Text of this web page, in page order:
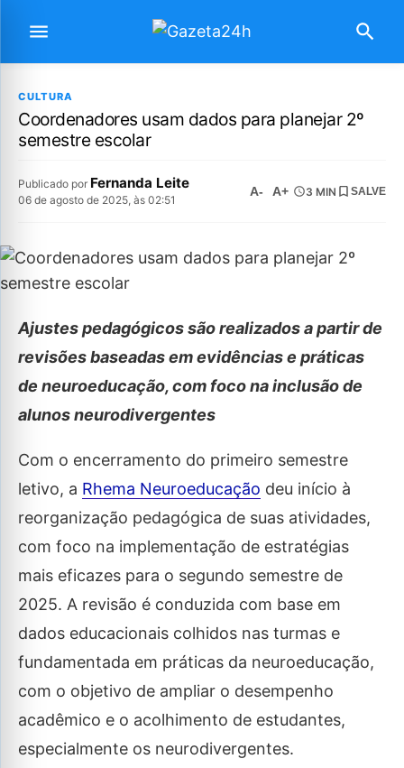
CULTURA
Coordenadores usam dados para planejar 2º
semestre escolar
Publicado por Fernanda Leite
06 de agosto de 2025, às 02:51
A- A+ 3 MIN SALVE
Ajustes pedagógicos são realizados a partir de
revisões baseadas em evidências e práticas
de neuroeducação, com foco na inclusão de
alunos neurodivergentes
Com o encerramento do primeiro semestre
letivo, a Rhema Neuroeducação deu início à
reorganização pedagógica de suas atividades,
com foco na implementação de estratégias
mais eficazes para o segundo semestre de
2025. A revisão é conduzida com base em
dados educacionais colhidos nas turmas e
fundamentada em práticas da neuroeducação,
com o objetivo de ampliar o desempenho
acadêmico e o acolhimento de estudantes,
especialmente os neurodivergentes.